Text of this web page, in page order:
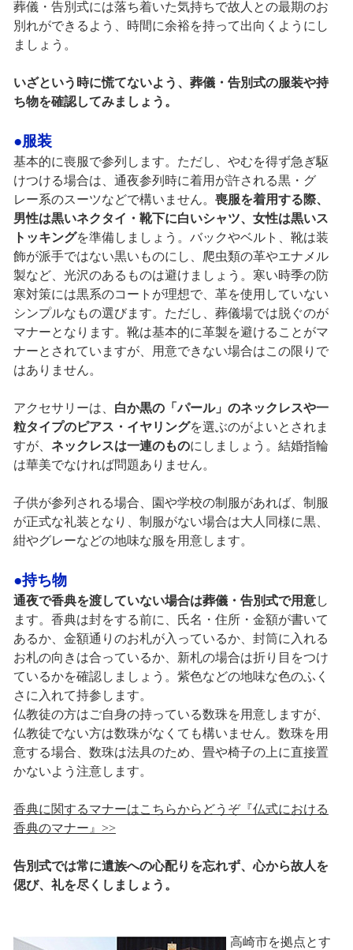
葬儀・告別式には落ち着いた気持ちで故人との最期のお
別れができるよう、時間に余裕を持って出向くようにし
ましょう。
いざという時に慌てないよう、葬儀・告別式の服装や持
ち物を確認してみましょう。
●服装
基本的に喪服で参列します。ただし、やむを得ず急ぎ駆
けつける場合は、通夜参列時に着用が許される黒・グ
レー系のスーツなどで構いません。 喪服を着用する際、
男性は黒いネクタイ・靴下に白いシャツ、女性は黒いス
トッキングを準備しましょう。バックやベルト、靴は装
飾が派手ではない黒いものにし、爬虫類の革やエナメル
製など、光沢のあるものは避けましょう。寒い時季の防
寒対策には黒系のコートが理想で、革を使用していない
シンプルなもの選びます。ただし、葬儀場では脱ぐのが
マナーとなります。靴は基本的に革製を避けることがマ
ナーとされていますが、用意できない場合はこの限りで
はありません。
アクセサリーは、 白か黒の「パール」のネックレスや一
粒タイプのピアス・イヤリングを選ぶのがよいとされま
すが、 ネックレスは一連のものにしましょう。結婚指輪
は華美でなければ問題ありません。
子供が参列される場合、園や学校の制服があれば、制服
が正式な礼装となり、制服がない場合は大人同様に黒、
紺やグレーなどの地味な服を用意します。
●持ち物
通夜で香典を渡していない場合は葬儀・告別式で用意し
ます。香典は封をする前に、氏名・住所・金額が書いて
あるか、金額通りのお札が入っているか、封筒に入れる
お札の向きは合っているか、新札の場合は折り目をつけ
ているかを確認しましょう。紫色などの地味な色のふく
さに入れて持参します。
仏教徒の方はご自身の持っている数珠を用意しますが、
仏教徒でない方は数珠がなくても構いません。数珠を用
意する場合、数珠は法具のため、畳や椅子の上に直接置
かないよう注意します。
香典に関するマナーはこちらからどうぞ『仏式における
香典のマナー』>>
告別式では常に遺族への心配りを忘れず、心から故人を
偲び、礼を尽くしましょう。
高崎市を拠点とす